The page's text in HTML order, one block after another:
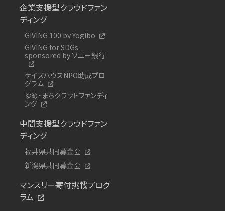
企業支援型クラウドファン
ディング
GIVING 100 by Yogibo
GIVING for SDGs
sponsored by ソニー銀行
ケイズハウスNPO助成プロ
グラム
ゆめ・まちクラウドファンディ
ング
中間支援型クラウドファン
ディング
福井県共同募金会
新潟県共同募金会
マンスリー寄付挑戦プログ
ラム